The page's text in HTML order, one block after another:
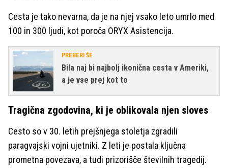
Cesta je tako nevarna, da je na njej vsako leto umrlo med
100 in 300 ljudi, kot poroča ORYX Asistencija.
PREBERI ŠE
Bila naj bi najbolj ikonična cesta v Ameriki,
a je vse prej kot to
Tragična zgodovina, ki je oblikovala njen sloves
Cesto so v 30. letih prejšnjega stoletja zgradili
paragvajski vojni ujetniki. Z leti je postala ključna
prometna povezava, a tudi prizorišče številnih tragedij.